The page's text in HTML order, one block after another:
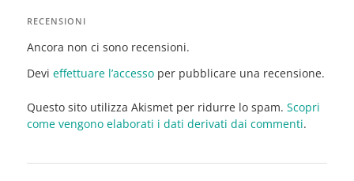
RECENSIONI
Ancora non ci sono recensioni.
Devi effettuare l’accessoper pubblicare una recensione.
Questo sito utilizza Akismet per ridurre lo spam. Scopri
come vengono elaborati i dati derivati dai commenti.